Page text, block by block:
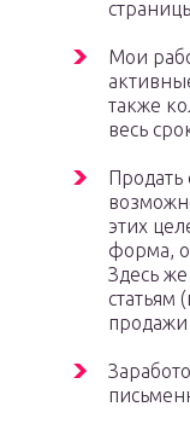
Мои
также
весь
Продать
этих
форма, о
Здесь
статьям